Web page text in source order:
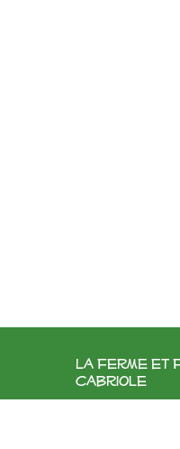
La ferme et
cabriole